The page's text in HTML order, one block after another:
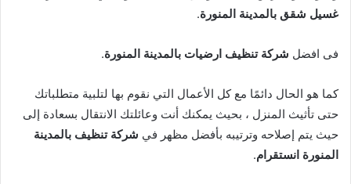
غسيل شقق بالمدينة المنورة.
فى افضل شركة تنظيف ارضيات بالمدينة المنورة.
كما هو الحال دائمًا مع كل الأعمال التي نقوم بها لتلبية متطلباتك
حتى تأثيث المنزل ، بحيث يمكنك أنت وعائلتك الانتقال بسعادة إلى
حيث يتم إصلاحه وترتيبه بأفضل مظهر في شركة تنظيف بالمدينة
المنورة انستقرام.